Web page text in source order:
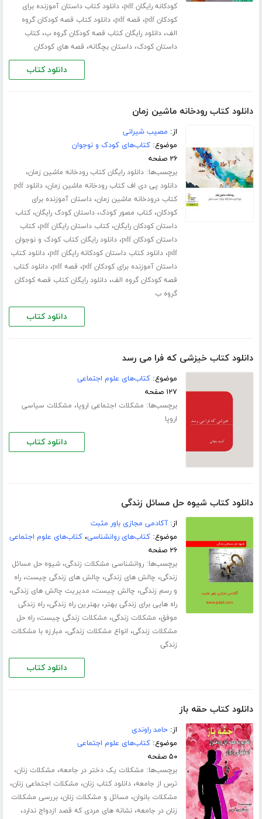
کودکانه رایگان pdf ،دانلود کتاب داستان آموزنده برای
کودکان pdf
، قصه pdf ،دانلود کتاب قصه کودکان گروه
الف،دانلود رایگان کتاب قصه کودکان گروه ب،کتاب
داستان کودک،داستان بچگانه، قصه های کودکان
دانلود کتاب
دانلود کتاب رودخانه ماشین زمان
از: مصیب شیرانی
موضوع:کتاب‌های کودک و نوجوان
۲۶ صفحه
برچسب‌ها:دانلود رایگان کتاب رودخانه ماشین زمان،
دانلود پی دی اف کتاب رودخانه ماشین زمان،
دانلود pdf
کتاب درودخانه ماشین زمان،داستان آموزنده برای
کودکان،کتاب مصور کودک،داستان کودک رایگان،کتاب
داستان کودکان رایگان،کتاب داستان رایگان pdf ،کتاب
داستان کودکان pdf
،دانلود رایگان کتاب کودک و نوجوان
pdf،دانلود کتاب داستان کودکانه رایگان pdf ،دانلود کتاب
داستان آموزنده برای کودکان pdf
، قصه pdf ،دانلود کتاب
قصه کودکان گروه الف،دانلود رایگان کتاب قصه کودکان
گروه ب
دانلود کتاب
دانلود کتاب خیزشی که فرا می رسد
موضوع:کتاب‌های علوم اجتماعی
۱۲۷ صفحه
برچسب‌ها: مشکلات اجتماعی اروپا، مشکلات سیاسی
اروپا
دانلود کتاب
دانلود کتاب شیوه حل مسائل زندگی
از:آکادمی مجازی باور مثبت
موضوع:کتاب‌های روانشناسی،کتاب‌های علوم اجتماعی
۲۶ صفحه
برچسب‌ها:روانشناسی مشکلات زندگی،شیوه حل مسائل
زندگی، چالش های زندگی، چالش های زندگی چیست،راه
و رسم زندگی، چالش چیست، مدیریت چالش های زندگی،
راه هایی برای زندگی بهتر،بهترین راه زندگی،راه زندگی
موفق، مشکلات زندگی، مشکلات زندگی چیست،راه حل
مشکلات زندگی، انواع مشکلات زندگی، مبارزه با مشکلات
زندگی
دانلود کتاب
دانلود کتاب حقه باز
از:حامد راوندی
موضوع:کتاب‌های علوم اجتماعی
۵۰ صفحه
برچسب‌ها: مشکلات یک دختر در جامعه، مشکلات زنان،
ترس از جامعه،دانلود کتاب زنان، مشکلات اجتماعی زنان،
مشکلات بانوان، مسائل و مشکلات زنان،بررسی مشکلات
زنان در جامعه،نشانه های مردی که قصد ازدواج ندارد،